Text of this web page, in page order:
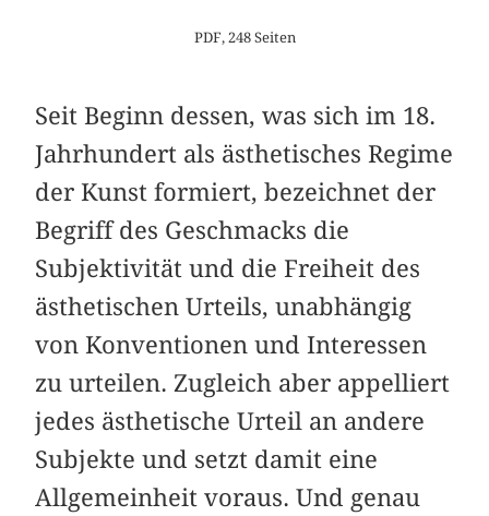
PDF, 248 Seiten
Seit Beginn dessen, was sich im 18.
Jahrhundert als ästhetisches Regime
der Kunst formiert, bezeichnet der
Begriff des Geschmacks die
Subjektivität und die Freiheit des
ästhetischen Urteils, unabhängig
von Konventionen und Interessen
zu urteilen. Zugleich aber appelliert
jedes ästhetische Urteil an andere
Subjekte und setzt damit eine
Allgemeinheit voraus. Und genau